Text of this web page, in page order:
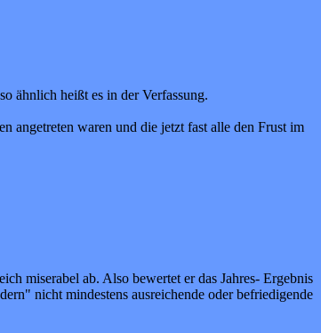
ähnlich heißt es in der Verfassung.
angetreten waren und die jetzt fast alle den Frust im
miserabel ab. Also bewertet er das Jahres- Ergebnis
nicht mindestens ausreichende oder befriedigende